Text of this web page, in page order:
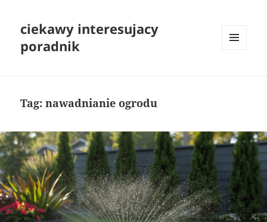
ciekawy interesujacy
poradnik
Tag:nawadnianie ogrodu